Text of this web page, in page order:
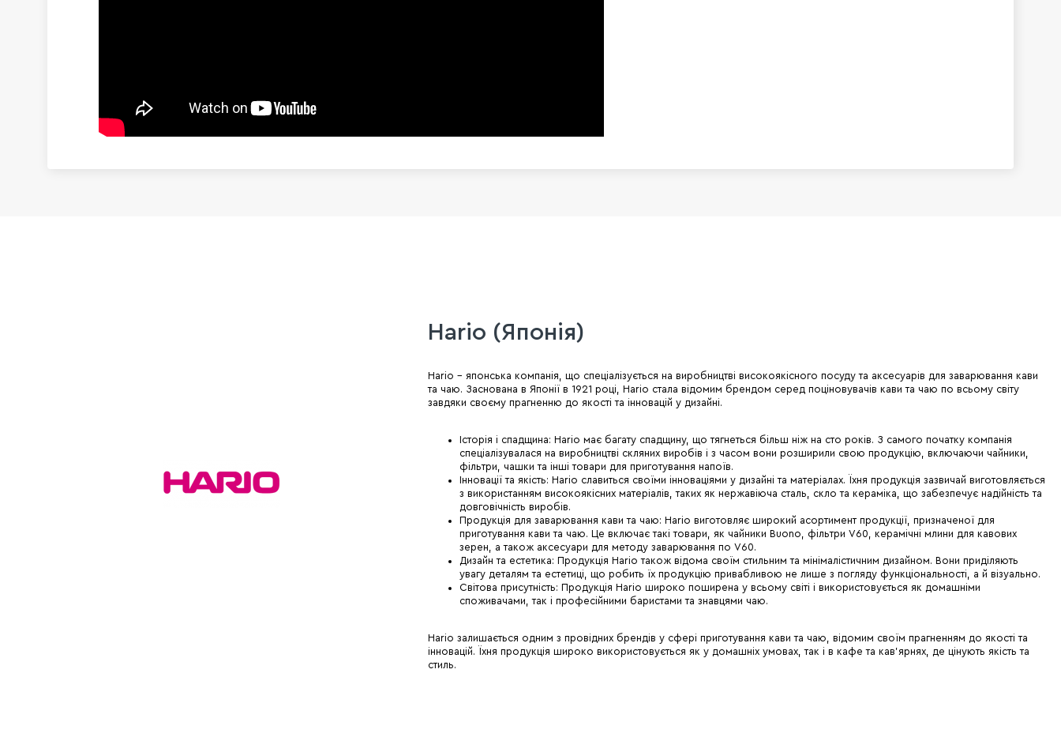
Hario (Японія)
Hario - японська компанія, що спеціалізується на виробництві високоякісного посуду та аксесуарів для заварювання кави
та чаю. Заснована в Японії в 1921 році, Hario стала відомим брендом серед поціновувачів кави та чаю по всьому світу
завдяки своєму прагненню до якості та інновацій у дизайні.
Історія і спадщина: Hario має багату спадщину, що тягнеться більш ніж на сто років. З самого початку компанія
спеціалізувалася на виробництві скляних виробів і з часом вони розширили свою продукцію, включаючи чайники,
фільтри, чашки та інші товари для приготування напоїв.
Інновації та якість: Hario славиться своїми інноваціями у дизайні та матеріалах. Їхня продукція зазвичай виготовляється
з використанням високоякісних матеріалів, таких як нержавіюча сталь, скло та кераміка, що забезпечує надійність та
довговічність виробів.
Продукція для заварювання кави та чаю: Hario виготовляє широкий асортимент продукції, призначеної для
приготування кави та чаю. Це включає такі товари, як чайники Buono, фільтри V60, керамічні млини для кавових
зерен, а також аксесуари для методу заварювання по V60.
Дизайн та естетика: Продукція Hario також відома своїм стильним та мінімалістичним дизайном. Вони приділяють
увагу деталям та естетиці, що робить їх продукцію привабливою не лише з погляду функціональності, а й візуально.
Світова присутність: Продукція Hario широко поширена у всьому світі і використовується як домашніми
споживачами, так і професійними баристами та знавцями чаю.
Hario залишається одним з провідних брендів у сфері приготування кави та чаю, відомим своїм прагненням до якості та
інновацій. Їхня продукція широко використовується як у домашніх умовах, так і в кафе та кав'ярнях, де цінують якість та
стиль.